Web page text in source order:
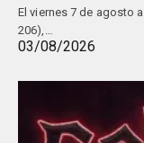
El viernes 7 de agosto
206),…
03/08/2026